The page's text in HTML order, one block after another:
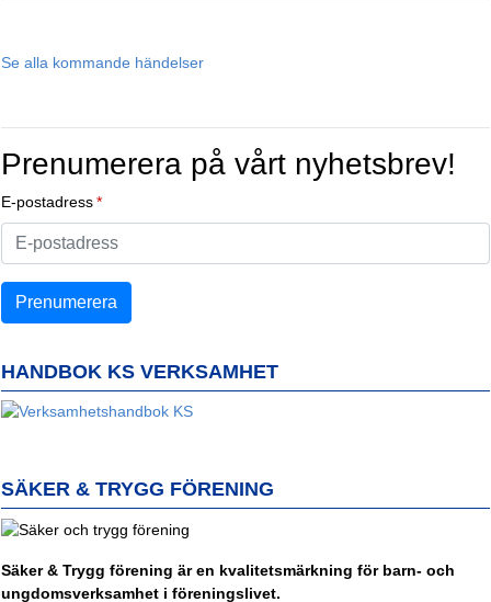
Se alla kommande händelser
Prenumerera på vårt nyhetsbrev!
E-postadress
HANDBOK KS VERKSAMHET
SÄKER & TRYGG FÖRENING
Säker & Trygg förening är en kvalitetsmärkning för barn- och
ungdomsverksamhet i föreningslivet.